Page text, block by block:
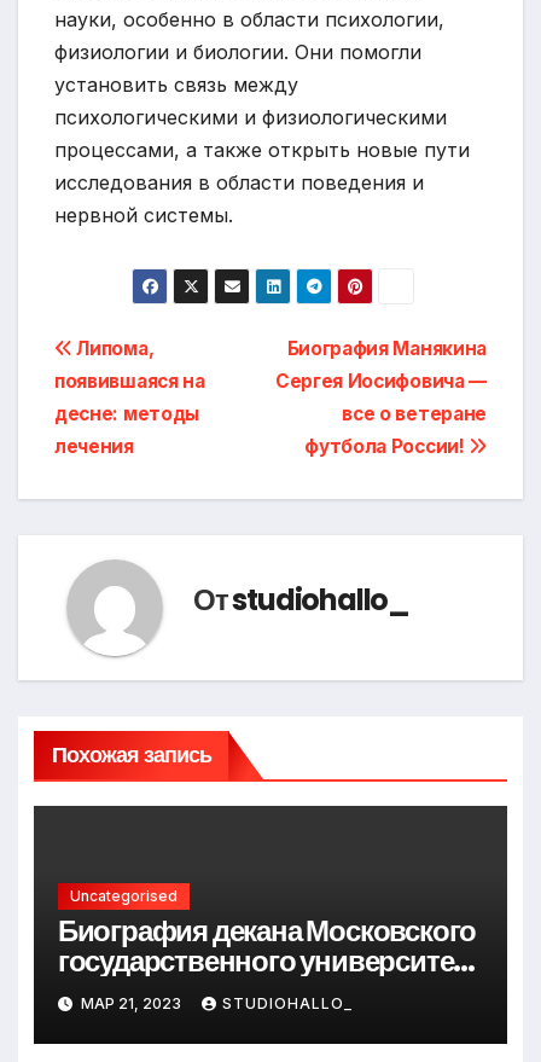
науки, особенно в области психологии,
физиологии и биологии. Они помогли
установить связь между
психологическими и физиологическими
процессами, а также открыть новые пути
исследования в области поведения и
нервной системы.
Навигация
по
записям
Биография Манякина
Сергея Иосифовича —
все о ветеране
футбола России!
Липома,
появившаяся на
десне: методы
лечения
Отstudiohallo_
Похожая запись
Uncategorised
Биография декана Московского
государственного университета
Андрея Сидорова — от студента
до руководителя
МАР 21, 2023 STUDIOHALLO_